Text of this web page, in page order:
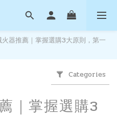
器推薦｜掌握選購3大原則，第一
Categories
｜掌握選購3